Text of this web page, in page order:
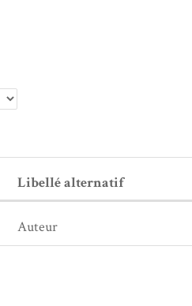
Libellé alternatif
Auteur